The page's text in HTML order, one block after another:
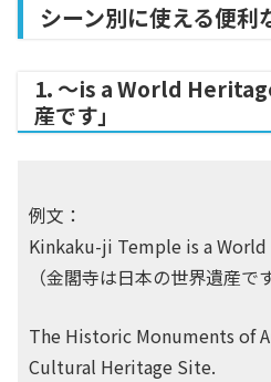
シーン別に使える便利
1. ～is a World
産です」
例文：
Kinkaku-ji Temple is a
（金閣寺は日本の世界遺産です
The Historic Monuments of
Cultural Heritage Site.